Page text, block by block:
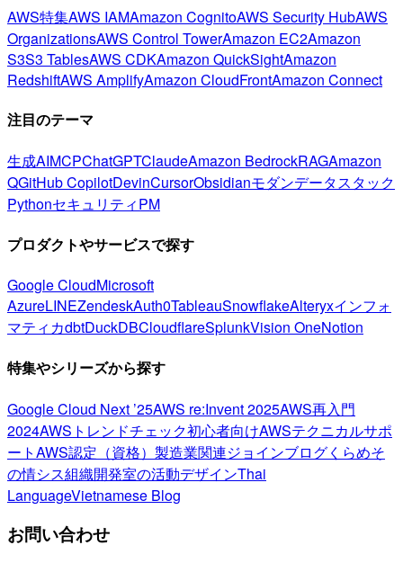
AWS特集AWS IAMAmazon CognitoAWS Security HubAWS
OrganizationsAWS Control TowerAmazon EC2Amazon
S3S3 TablesAWS CDKAmazon QuickSightAmazon
RedshiftAWS AmplifyAmazon CloudFrontAmazon Connect
注目のテーマ
生成AIMCPChatGPTClaudeAmazon BedrockRAGAmazon
QGitHub CopilotDevinCursorObsidianモダンデータスタック
PythonセキュリティPM
プロダクトやサービスで探す
Google CloudMicrosoft
AzureLINEZendeskAuth0TableauSnowflakeAlteryxインフォ
マティカdbtDuckDBCloudflareSplunkVision OneNotion
特集やシリーズから探す
Google Cloud Next ’25AWS re:Invent 2025AWS再入門
2024AWSトレンドチェック初心者向けAWSテクニカルサポ
ートAWS認定（資格） 製造業関連ジョインブログくらめそ
の情シス組織開発室の活動デザインThai
LanguageVietnamese Blog
お問い合わせ